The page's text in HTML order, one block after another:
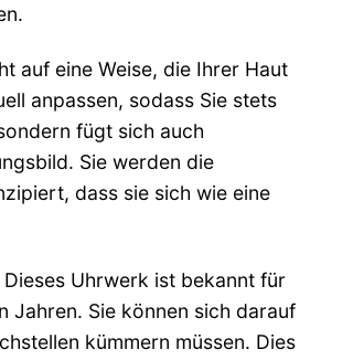
auf eine Weise, die Ihrer Haut
anpassen, sodass Sie stets
fügt sich auch
Sie werden die
dass sie sich wie eine
Uhrwerk ist bekannt für
Jahren. Sie können sich darauf
kümmern müssen. Dies